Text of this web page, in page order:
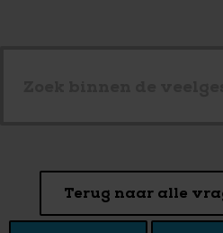
Terug naar alle